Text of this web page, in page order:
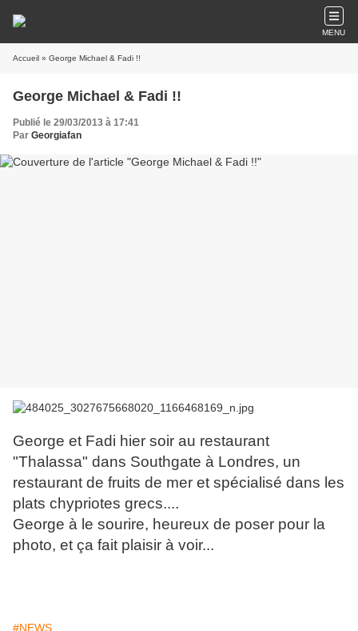
MENU
Accueil » George Michael & Fadi !!
George Michael & Fadi !!
Publié le 29/03/2013 à 17:41
Par Georgiafan
George et Fadi hier soir au restaurant
"Thalassa" dans Southgate à Londres, un
restaurant de fruits de mer et spécialisé dans les
plats chypriotes grecs....
George à le sourire, heureux de poser pour la
photo, et ça fait plaisir à voir...
#NEWS